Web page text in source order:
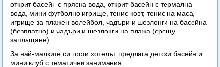
открит басейн с прясна вода, открит басейн с термална
вода, мини футболно игрище, тенис корт, тенис на маса,
игрище за плажен волейбол, чадъри и шезлонги на басейна
(безплатно) и чадъри и шезлонги на плажа (срещу
заплащане).
За най-малките си гости хотелът предлага детски басейн и
мини клуб с тематични занимания.